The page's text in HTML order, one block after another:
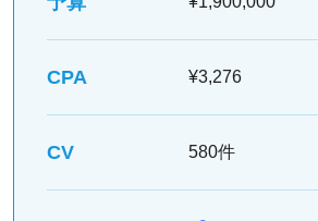
CPA ¥3,276
CV 580件